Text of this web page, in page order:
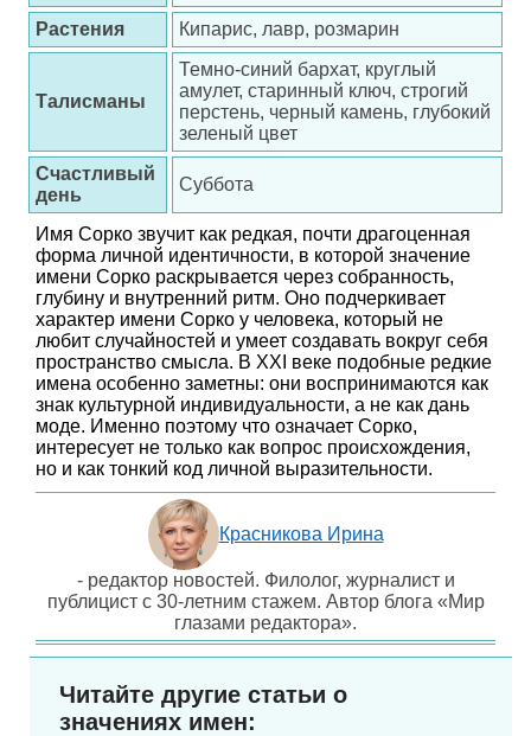
Растения Кипарис, лавр, розмарин
Талисманы
Темно-синий бархат, круглый
амулет, старинный ключ, строгий
перстень, черный камень, глубокий
зеленый цвет
Счастливый
день
Суббота
Имя Сорко звучит как редкая, почти драгоценная
форма личной идентичности, в которой значение
имени Сорко раскрывается через собранность,
глубину и внутренний ритм. Оно подчеркивает
характер имени Сорко у человека, который не
любит случайностей и умеет создавать вокруг себя
пространство смысла. В XXI веке подобные редкие
имена особенно заметны: они воспринимаются как
знак культурной индивидуальности, а не как дань
моде. Именно поэтому что означает Сорко,
интересует не только как вопрос происхождения,
но и как тонкий код личной выразительности.
Красникова Ирина
- редактор новостей. Филолог, журналист и
публицист с 30-летним стажем. Автор блога «Мир
глазами редактора».
Читайте другие статьи о
значениях имен: